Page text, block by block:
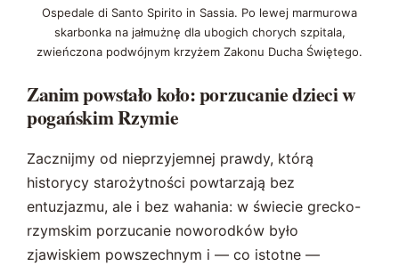
Ospedale di Santo Spirito in Sassia. Po lewej marmurowa
skarbonka na jałmużnę dla ubogich chorych szpitala,
zwieńczona podwójnym krzyżem Zakonu Ducha Świętego.
Zanim powstało koło: porzucanie dzieci w
pogańskim Rzymie
Zacznijmy od nieprzyjemnej prawdy, którą
historycy starożytności powtarzają bez
entuzjazmu, ale i bez wahania: w świecie grecko-
rzymskim porzucanie noworodków było
zjawiskiem powszechnym i — co istotne —